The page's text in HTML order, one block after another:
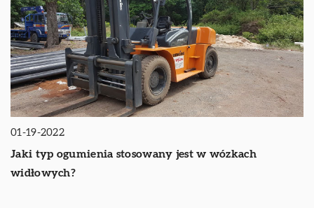
01-19-2022
Jaki typ ogumienia stosowany jest w wózkach
widłowych?